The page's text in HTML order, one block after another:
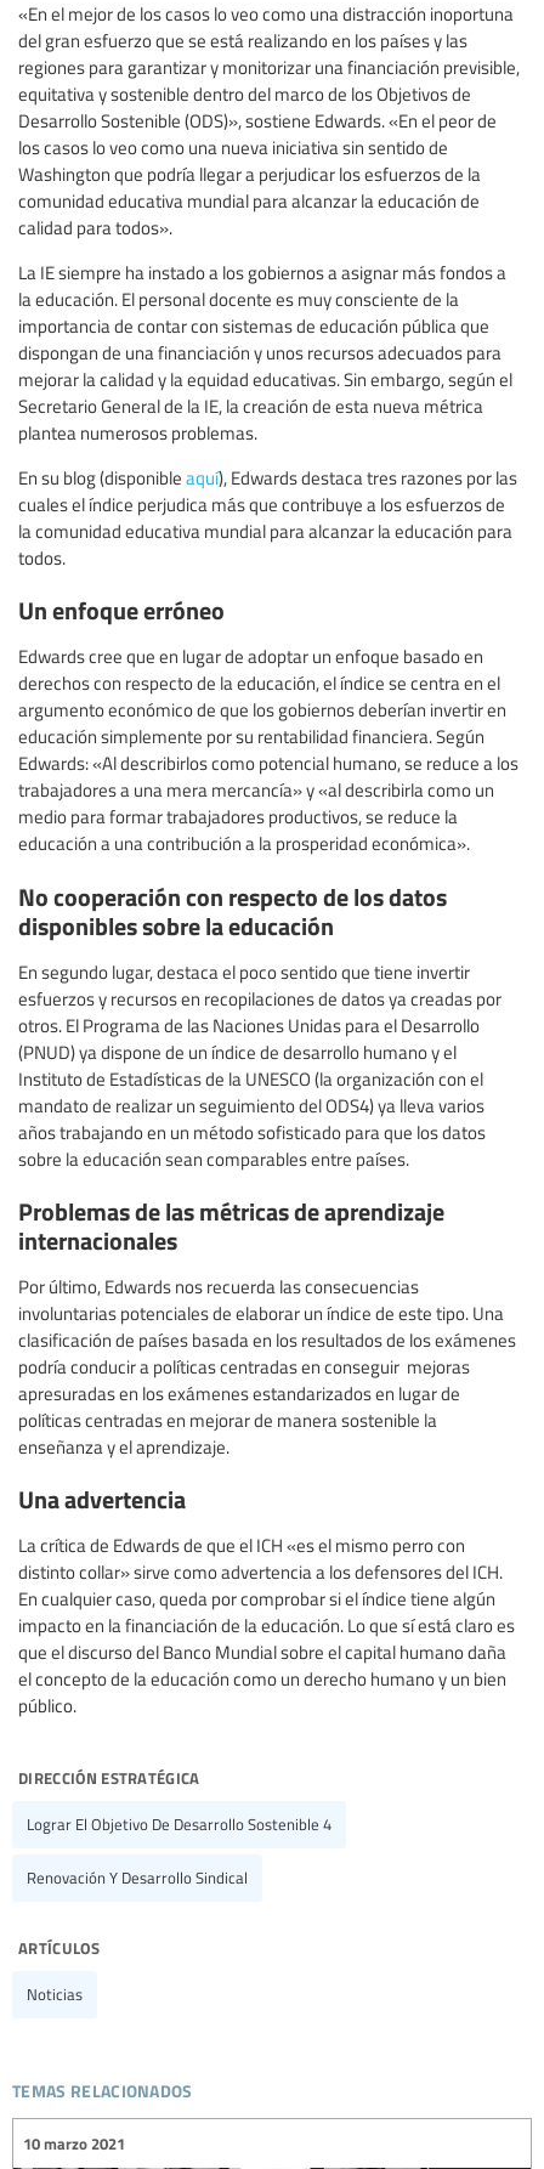
«En el mejor de los casos lo veo como una distracción inoportuna
del gran esfuerzo que se está realizando en los países y las
regiones para garantizar y monitorizar una financiación previsible,
equitativa y sostenible dentro del marco de los Objetivos de
Desarrollo Sostenible (ODS)», sostiene Edwards. «En el peor de
los casos lo veo como una nueva iniciativa sin sentido de
Washington que podría llegar a perjudicar los esfuerzos de la
comunidad educativa mundial para alcanzar la educación de
calidad para todos».
La IE siempre ha instado a los gobiernos a asignar más fondos a
la educación. El personal docente es muy consciente de la
importancia de contar con sistemas de educación pública que
dispongan de una financiación y unos recursos adecuados para
mejorar la calidad y la equidad educativas. Sin embargo, según el
Secretario General de la IE, la creación de esta nueva métrica
plantea numerosos problemas.
En su blog (disponible aquí), Edwards destaca tres razones por las
cuales el índice perjudica más que contribuye a los esfuerzos de
la comunidad educativa mundial para alcanzar la educación para
todos.
Un enfoque erróneo
Edwards cree que en lugar de adoptar un enfoque basado en
derechos con respecto de la educación, el índice se centra en el
argumento económico de que los gobiernos deberían invertir en
educación simplemente por su rentabilidad financiera. Según
Edwards: «Al describirlos como potencial humano, se reduce a los
trabajadores a una mera mercancía» y «al describirla como un
medio para formar trabajadores productivos, se reduce la
educación a una contribución a la prosperidad económica».
No cooperación con respecto de los datos
disponibles sobre la educación
En segundo lugar, destaca el poco sentido que tiene invertir
esfuerzos y recursos en recopilaciones de datos ya creadas por
otros. El Programa de las Naciones Unidas para el Desarrollo
(PNUD) ya dispone de un índice de desarrollo humano y el
Instituto de Estadísticas de la UNESCO (la organización con el
mandato de realizar un seguimiento del ODS4) ya lleva varios
años trabajando en un método sofisticado para que los datos
sobre la educación sean comparables entre países.
Problemas de las métricas de aprendizaje
internacionales
Por último, Edwards nos recuerda las consecuencias
involuntarias potenciales de elaborar un índice de este tipo. Una
clasificación de países basada en los resultados de los exámenes
podría conducir a políticas centradas en conseguir mejoras
apresuradas en los exámenes estandarizados en lugar de
políticas centradas en mejorar de manera sostenible la
enseñanza y el aprendizaje.
Una advertencia
La crítica de Edwards de que el ICH «es el mismo perro con
distinto collar» sirve como advertencia a los defensores del ICH.
En cualquier caso, queda por comprobar si el índice tiene algún
impacto en la financiación de la educación. Lo que sí está claro es
que el discurso del Banco Mundial sobre el capital humano daña
el concepto de la educación como un derecho humano y un bien
público.
dirección estratégica
Lograr El Objetivo De Desarrollo Sostenible 4
Renovación Y Desarrollo Sindical
artículos
Noticias
temas relacionados
10 marzo 2021